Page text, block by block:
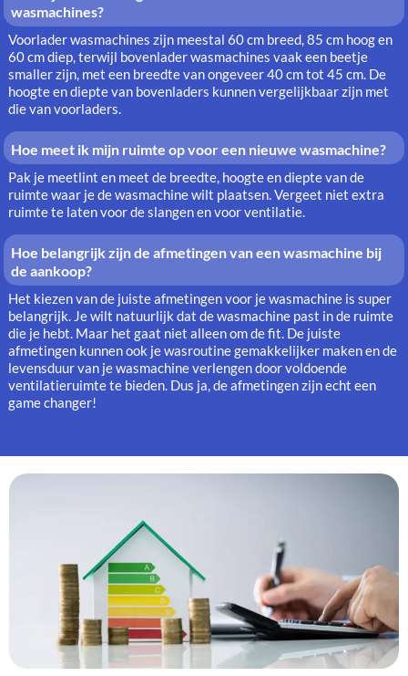
wasmachines?
Voorlader wasmachines zijn meestal 60 cm breed, 85 cm hoog en
60 cm diep, terwijl bovenlader wasmachines vaak een beetje
smaller zijn, met een breedte van ongeveer 40 cm tot 45 cm. De
hoogte en diepte van bovenladers kunnen vergelijkbaar zijn met
die van voorladers.
Hoe meet ik mijn ruimte op voor een nieuwe wasmachine?
Pak je meetlint en meet de breedte, hoogte en diepte van de
ruimte waar je de wasmachine wilt plaatsen. Vergeet niet extra
ruimte te laten voor de slangen en voor ventilatie.
Hoe belangrijk zijn de afmetingen van een wasmachine bij
de aankoop?
Het kiezen van de juiste afmetingen voor je wasmachine is super
belangrijk. Je wilt natuurlijk dat de wasmachine past in de ruimte
die je hebt. Maar het gaat niet alleen om de fit. De juiste
afmetingen kunnen ook je wasroutine gemakkelijker maken en de
levensduur van je wasmachine verlengen door voldoende
ventilatieruimte te bieden. Dus ja, de afmetingen zijn echt een
game changer!